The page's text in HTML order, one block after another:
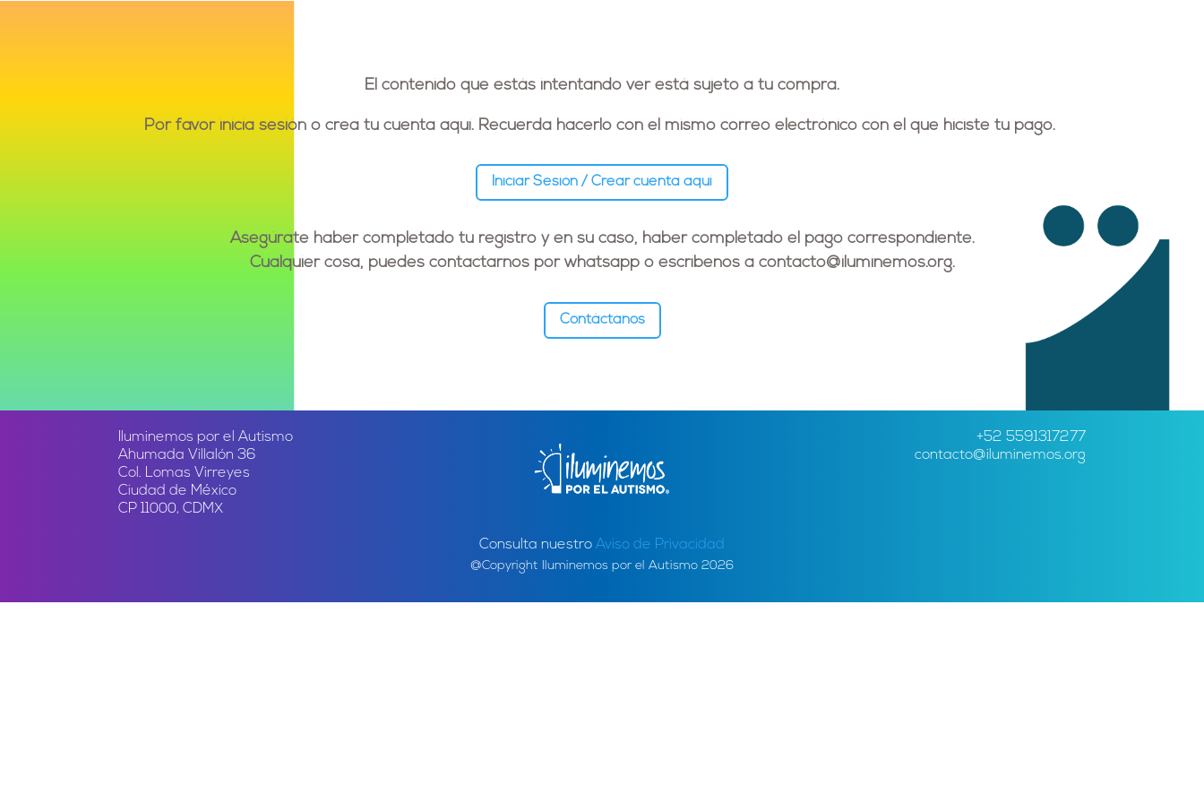
El contenido que estás intentando ver está sujeto a tu compra.
Por favor inicia sesión o crea tu cuenta aquí. Recuerda hacerlo con el mismo correo electrónico con el que hiciste tu pago.
Iniciar Sesión / Crear cuenta aquí
Asegúrate haber completado tu registro y en su caso, haber completado el pago correspondiente.
Cualquier cosa, puedes contactarnos por whatsapp o escríbenos a contacto@iluminemos.org.
Contáctanos
Iluminemos por el Autismo
Ahumada Villalón 36
Col. Lomas Virreyes
Ciudad de México
CP 11000, CDMX
+52 5591317277
contacto@iluminemos.org
Consulta nuestro Aviso de Privacidad
@Copyright Iluminemos por el Autismo 2026